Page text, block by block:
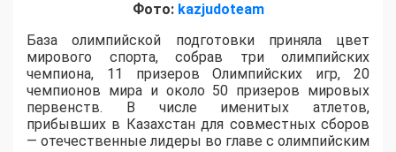
Фото: kazjudoteam
База олимпийской подготовки приняла цвет
мирового спорта, собрав три олимпийских
чемпиона, 11 призеров Олимпийских игр, 20
чемпионов мира и около 50 призеров мировых
первенств. В числе именитых атлетов,
прибывших в Казахстан для совместных сборов
— отечественные лидеры во главе с олимпийским